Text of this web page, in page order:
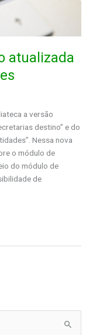
atualizada
a versão
destino” e do
Nessa nova
o módulo de
do módulo de
de